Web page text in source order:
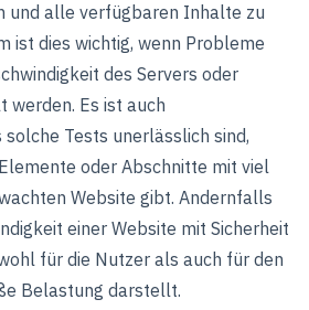
und alle verfügbaren Inhalte zu
ist dies wichtig, wenn Probleme
des Servers oder
Es ist auch
Tests unerlässlich sind,
oder Abschnitte mit viel
Website gibt. Andernfalls
einer Website mit Sicherheit
für die Nutzer als auch für den
Belastung darstellt.